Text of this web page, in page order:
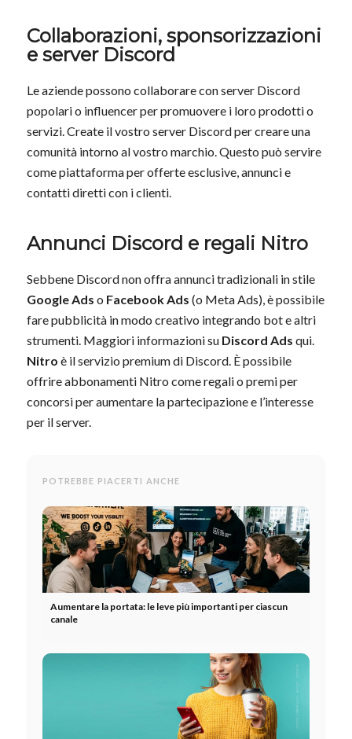
Collaborazioni, sponsorizzazioni
e server Discord
Le aziende possono collaborare con server Discord
popolari o influencer per promuovere i loro prodotti o
servizi. Create il vostro server Discord per creare una
comunità intorno al vostro marchio. Questo può servire
come piattaforma per offerte esclusive, annunci e
contatti diretti con i clienti.
Annunci Discord e regali Nitro
Sebbene Discord non offra annunci tradizionali in stile
Google Ads o Facebook Ads (o Meta Ads), è possibile
fare pubblicità in modo creativo integrando bot e altri
strumenti. Maggiori informazioni su Discord Ads qui.
Nitro è il servizio premium di Discord. È possibile
offrire abbonamenti Nitro come regali o premi per
concorsi per aumentare la partecipazione e l’interesse
per il server.
POTREBBE PIACERTI ANCHE
Aumentare la portata: le leve più importanti per ciascun
canale